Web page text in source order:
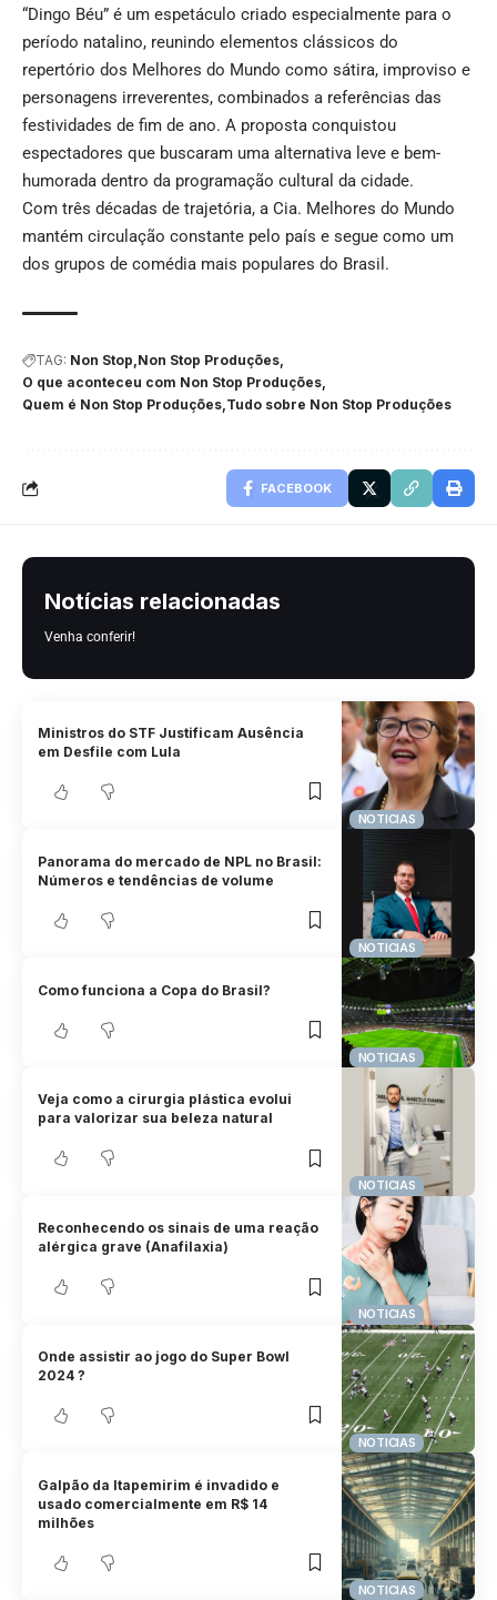
“Dingo Béu” é um espetáculo criado especialmente para o
período natalino, reunindo elementos clássicos do
repertório dos Melhores do Mundo como sátira, improviso e
personagens irreverentes, combinados a referências das
festividades de fim de ano. A proposta conquistou
espectadores que buscaram uma alternativa leve e bem-
humorada dentro da programação cultural da cidade.
Com três décadas de trajetória, a Cia. Melhores do Mundo
mantém circulação constante pelo país e segue como um
dos grupos de comédia mais populares do Brasil.
TAG: Non Stop Non Stop Produções
O que aconteceu com Non Stop Produções
Quem é Non Stop Produções Tudo sobre Non Stop Produções
FACEBOOK
Notícias relacionadas
Venha conferir!
NOTICIAS
Ministros do STF Justificam Ausência
em Desfile com Lula
NOTICIAS
Panorama do mercado de NPL no Brasil:
Números e tendências de volume
NOTICIAS
Como funciona a Copa do Brasil?
NOTICIAS
Veja como a cirurgia plástica evolui
para valorizar sua beleza natural
NOTICIAS
Reconhecendo os sinais de uma reação
alérgica grave (Anafilaxia)
NOTICIAS
Onde assistir ao jogo do Super Bowl
2024 ?
NOTICIAS
Galpão da Itapemirim é invadido e
usado comercialmente em R$ 14
milhões